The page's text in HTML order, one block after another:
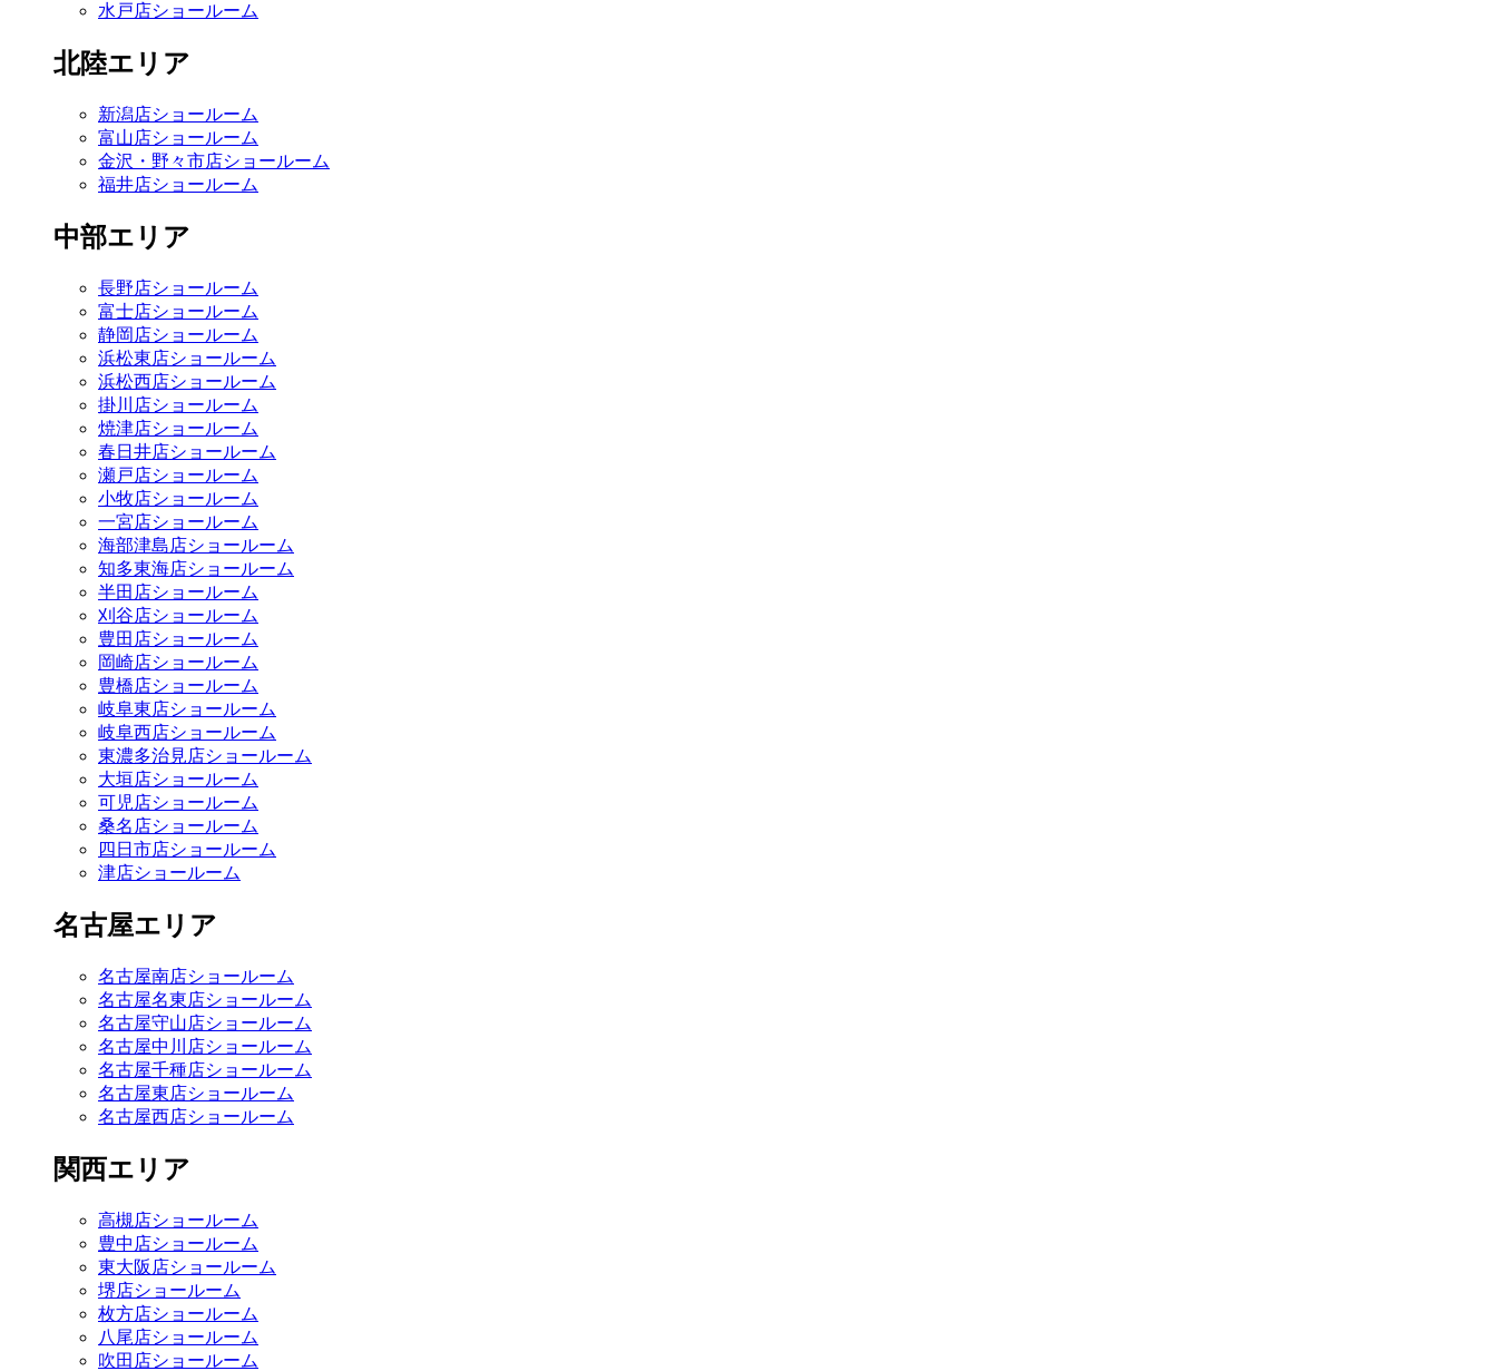
水戸店ショールーム
北陸エリア
新潟店ショールーム
富山店ショールーム
金沢・野々市店ショールーム
福井店ショールーム
中部エリア
長野店ショールーム
富士店ショールーム
静岡店ショールーム
浜松東店ショールーム
浜松西店ショールーム
掛川店ショールーム
焼津店ショールーム
春日井店ショールーム
瀬戸店ショールーム
小牧店ショールーム
一宮店ショールーム
海部津島店ショールーム
知多東海店ショールーム
半田店ショールーム
刈谷店ショールーム
豊田店ショールーム
岡崎店ショールーム
豊橋店ショールーム
岐阜東店ショールーム
岐阜西店ショールーム
東濃多治見店ショールーム
大垣店ショールーム
可児店ショールーム
桑名店ショールーム
四日市店ショールーム
津店ショールーム
名古屋エリア
名古屋南店ショールーム
名古屋名東店ショールーム
名古屋守山店ショールーム
名古屋中川店ショールーム
名古屋千種店ショールーム
名古屋東店ショールーム
名古屋西店ショールーム
関西エリア
高槻店ショールーム
豊中店ショールーム
東大阪店ショールーム
堺店ショールーム
枚方店ショールーム
八尾店ショールーム
吹田店ショールーム